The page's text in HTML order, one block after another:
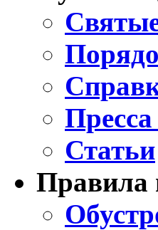
Статьи
Правила